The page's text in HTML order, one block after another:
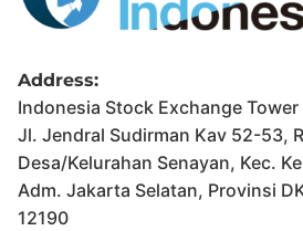
Address:
Indonesia Stock Exchange
Jl. Jendral Sudirman Kav 52-53,
Desa/Kelurahan Senayan, Kec.
Adm. Jakarta Selatan, Provinsi
12190